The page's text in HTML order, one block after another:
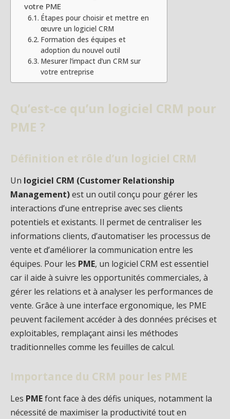
votre PME
Étapes pour choisir et mettre en
œuvre un logiciel CRM
Formation des équipes et
adoption du nouvel outil
Mesurer l’impact d’un CRM sur
votre entreprise
Qu’est-ce qu’un logiciel CRM pour
PME ?
Définition et rôle d’un logiciel CRM
Un logiciel CRM (Customer Relationship
Management)est un outil conçu pour gérer les
interactions d’une entreprise avec ses clients
potentiels et existants. Il permet de centraliser les
informations clients, d’automatiser les processus de
vente et d’améliorer la communication entre les
équipes. Pour les PME, un logiciel CRM est essentiel
car il aide à suivre les opportunités commerciales, à
gérer les relations et à analyser les performances de
vente. Grâce à une interface ergonomique, les PME
peuvent facilement accéder à des données précises et
exploitables, remplaçant ainsi les méthodes
traditionnelles comme les feuilles de calcul.
Importance du CRM pour les PME
Les PMEfont face à des défis uniques, notamment la
nécessité de maximiser la productivité tout en